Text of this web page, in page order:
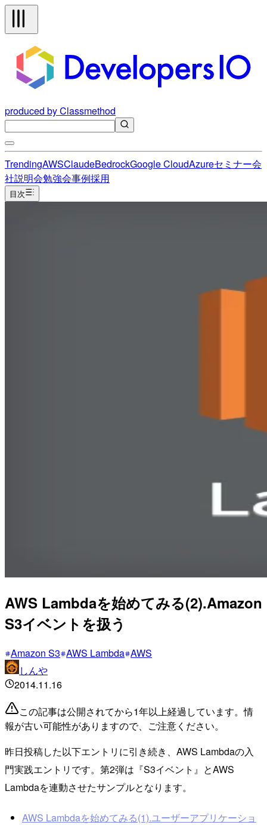
produced by Classmethod
TrendingAWSClaudeBedrockGoogle CloudAzureセミナー会
社説明会勉強会事例採用
目次
AWS Lambdaを始めてみる(2).Amazon
S3イベントを扱う
Amazon S3 AWS Lambda AWS
しんや
2014.11.16
この記事は公開されてから1年以上経過しています。情
報が古い可能性がありますので、ご注意ください。
昨日投稿した以下エントリに引き続き、AWS Lambdaの入
門実践エントリです。第2弾は『S3イベント』とAWS
Lambdaを連動させたサンプルとなります。
AWS Lambdaを始めてみる(1).ユーザーアプリケーショ